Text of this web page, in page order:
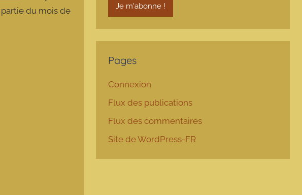
du mois de
Pages
Connexion
Flux des publications
Flux des commentaires
Site de WordPress-FR